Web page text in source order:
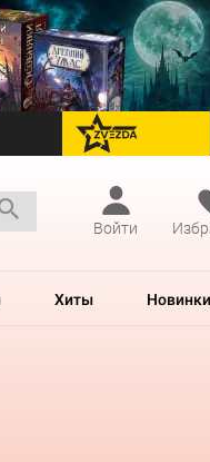
перейти на Zvezda
Войти
Хиты Новинки